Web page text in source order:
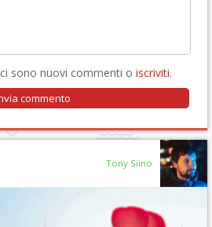
sono nuovi commenti o iscriviti.
Tony Siino